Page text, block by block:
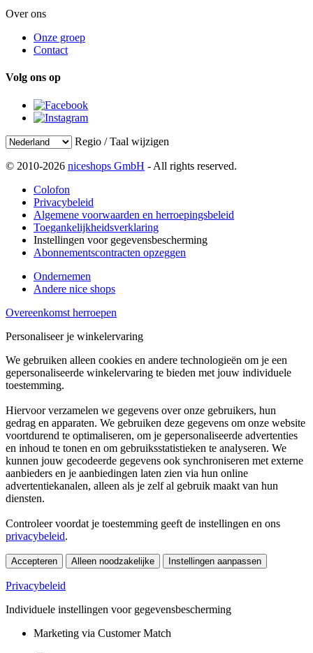
Over ons
Onze groep
Contact
Volg ons op
Regio / Taal wijzigen
© 2010-2026 niceshops GmbH - All rights reserved.
Colofon
Privacybeleid
Algemene voorwaarden en herroepingsbeleid
Toegankelijkheidsverklaring
Instellingen voor gegevensbescherming
Abonnementscontracten opzeggen
Ondernemen
Andere nice shops
Overeenkomst herroepen
Personaliseer je winkelervaring
We gebruiken alleen cookies en andere technologieën om je een
gepersonaliseerde winkelervaring te bieden met jouw individuele
toestemming.
Hiervoor verzamelen we gegevens over onze gebruikers, hun
gedrag en apparaten. We gebruiken deze gegevens om onze website
voortdurend te optimaliseren, om je gepersonaliseerde advertenties
en inhoud te tonen en om gebruiksstatistieken te analyseren. We
kunnen jouw gecodeerde gegevens ook synchroniseren met externe
aanbieders en je aanbiedingen laten zien via hun online
advertentiekanalen, alleen als je zelf al gebruik maakt van hun
diensten.
Controleer voordat je toestemming geeft de instellingen en ons
privacybeleid.
Accepteren Alleen noodzakelijke Instellingen aanpassen
Privacybeleid
Individuele instellingen voor gegevensbescherming
Marketing via Customer Match